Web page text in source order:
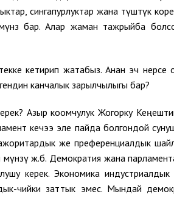
сингапурлуктар жана түштүк
бар. Алар жаман тажрыйба
кетирип жатабыз. Анан эч нерсе
канчалык зарылчылыгы бар?
Азыр коомчулук Жогорку
кечээ эле пайда болгондой
же преференциалдык
ж.б. Демократия жана
керек. Экономика
чийки заттык эмес. Мындай